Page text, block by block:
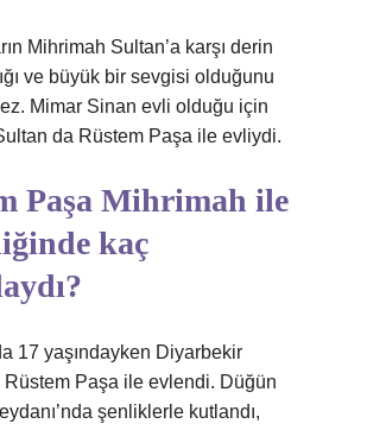
Mihrimah Sultan’a karşı derin
ve büyük bir sevgisi olduğunu
Mimar Sinan evli olduğu için
da Rüstem Paşa ile evliydi.
Paşa Mihrimah ile
kaç
17 yaşındayken Diyarbekir
Rüstem Paşa ile evlendi. Düğün
şenliklerle kutlandı,